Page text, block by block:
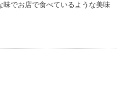
でお店で食べているような美味